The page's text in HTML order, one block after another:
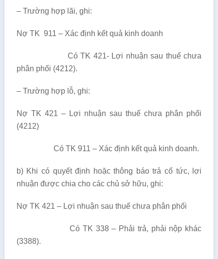
– Trường hợp lãi, ghi:
Nợ TK 911 – Xác định kết quả kinh doanh
Có TK 421- Lợi nhuận sau thuế chưa
phân phối (4212).
– Trường hợp lỗ, ghi:
Nợ TK 421 – Lợi nhuận sau thuế chưa phân phối
(4212)
Có TK 911 – Xác định kết quả kinh doanh.
b) Khi có quyết định hoặc thông báo trả cổ tức, lợi
nhuận được chia cho các chủ sở hữu, ghi:
Nợ TK 421 – Lợi nhuận sau thuế chưa phân phối
Có TK 338 – Phải trả, phải nộp khác
(3388).